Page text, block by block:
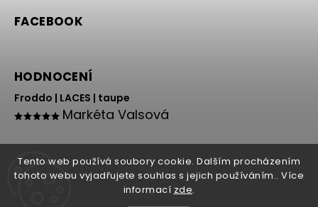
Tento web používá soubory cookie. Dalším procházením
tohoto webu vyjadřujete souhlas s jejich používáním.. Více
informací zde.
FACEBOOK
HODNOCENÍ
Froddo | LACES | taupe
Markéta Valsová